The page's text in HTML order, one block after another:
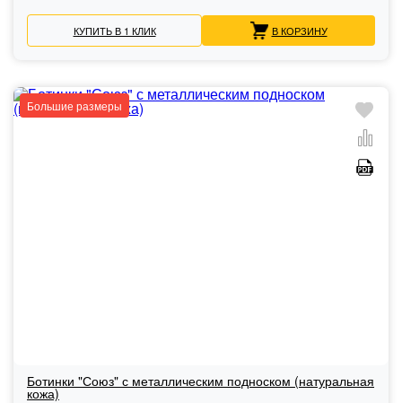
КУПИТЬ В 1 КЛИК В КОРЗИНУ
Большие размеры
Ботинки "Союз" с металлическим подноском (натуральная
кожа)